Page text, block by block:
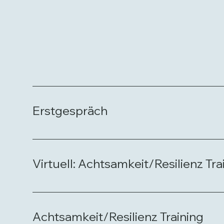
Erstgespräch
Virtuell: Achtsamkeit/Resilienz
Achtsamkeit/Resilienz Training